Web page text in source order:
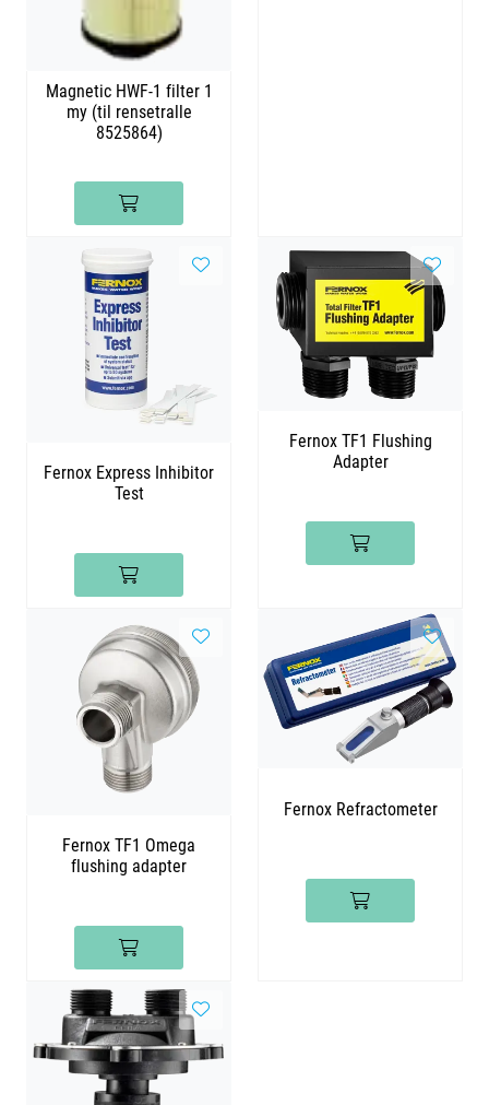
Magnetic HWF-1 filter 1
my (til rensetralle
8525864)
Fernox Express Inhibitor
Test
Fernox TF1 Flushing
Adapter
Fernox TF1 Omega
flushing adapter
Fernox Refractometer